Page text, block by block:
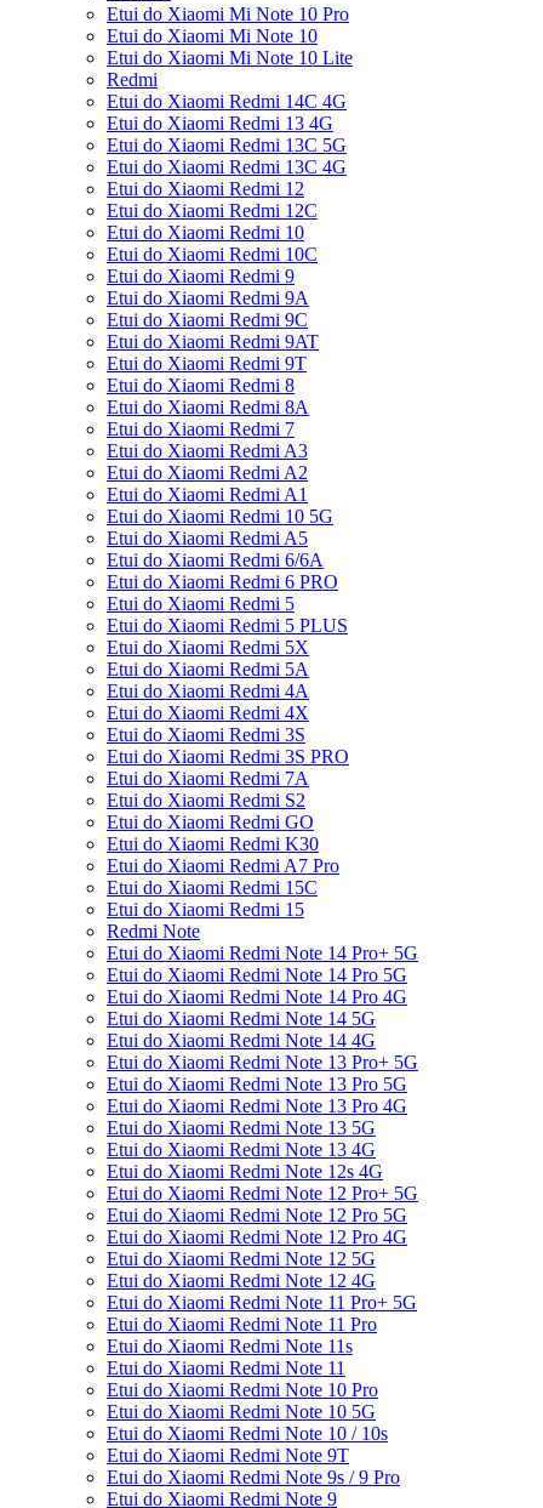
Etui do Xiaomi Mi Note 10 Pro
Etui do Xiaomi Mi Note 10
Etui do Xiaomi Mi Note 10 Lite
Redmi
Etui do Xiaomi Redmi 14C 4G
Etui do Xiaomi Redmi 13 4G
Etui do Xiaomi Redmi 13C 5G
Etui do Xiaomi Redmi 13C 4G
Etui do Xiaomi Redmi 12
Etui do Xiaomi Redmi 12C
Etui do Xiaomi Redmi 10
Etui do Xiaomi Redmi 10C
Etui do Xiaomi Redmi 9
Etui do Xiaomi Redmi 9A
Etui do Xiaomi Redmi 9C
Etui do Xiaomi Redmi 9AT
Etui do Xiaomi Redmi 9T
Etui do Xiaomi Redmi 8
Etui do Xiaomi Redmi 8A
Etui do Xiaomi Redmi 7
Etui do Xiaomi Redmi A3
Etui do Xiaomi Redmi A2
Etui do Xiaomi Redmi A1
Etui do Xiaomi Redmi 10 5G
Etui do Xiaomi Redmi A5
Etui do Xiaomi Redmi 6/6A
Etui do Xiaomi Redmi 6 PRO
Etui do Xiaomi Redmi 5
Etui do Xiaomi Redmi 5 PLUS
Etui do Xiaomi Redmi 5X
Etui do Xiaomi Redmi 5A
Etui do Xiaomi Redmi 4A
Etui do Xiaomi Redmi 4X
Etui do Xiaomi Redmi 3S
Etui do Xiaomi Redmi 3S PRO
Etui do Xiaomi Redmi 7A
Etui do Xiaomi Redmi S2
Etui do Xiaomi Redmi GO
Etui do Xiaomi Redmi K30
Etui do Xiaomi Redmi A7 Pro
Etui do Xiaomi Redmi 15C
Etui do Xiaomi Redmi 15
Redmi Note
Etui do Xiaomi Redmi Note 14 Pro+ 5G
Etui do Xiaomi Redmi Note 14 Pro 5G
Etui do Xiaomi Redmi Note 14 Pro 4G
Etui do Xiaomi Redmi Note 14 5G
Etui do Xiaomi Redmi Note 14 4G
Etui do Xiaomi Redmi Note 13 Pro+ 5G
Etui do Xiaomi Redmi Note 13 Pro 5G
Etui do Xiaomi Redmi Note 13 Pro 4G
Etui do Xiaomi Redmi Note 13 5G
Etui do Xiaomi Redmi Note 13 4G
Etui do Xiaomi Redmi Note 12s 4G
Etui do Xiaomi Redmi Note 12 Pro+ 5G
Etui do Xiaomi Redmi Note 12 Pro 5G
Etui do Xiaomi Redmi Note 12 Pro 4G
Etui do Xiaomi Redmi Note 12 5G
Etui do Xiaomi Redmi Note 12 4G
Etui do Xiaomi Redmi Note 11 Pro+ 5G
Etui do Xiaomi Redmi Note 11 Pro
Etui do Xiaomi Redmi Note 11s
Etui do Xiaomi Redmi Note 11
Etui do Xiaomi Redmi Note 10 Pro
Etui do Xiaomi Redmi Note 10 5G
Etui do Xiaomi Redmi Note 10 / 10s
Etui do Xiaomi Redmi Note 9T
Etui do Xiaomi Redmi Note 9s / 9 Pro
Etui do Xiaomi Redmi Note 9